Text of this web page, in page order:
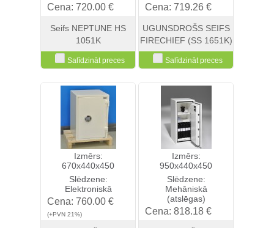
Cena: 720.00 €
Seifs NEPTUNE HS
1051K
Skatīt Pirkt
Salīdzināt preces
Cena: 719.26 €
UGUNSDROŠS SEIFS
FIRECHIEF (SS 1651K)
Skatīt Pirkt
Salīdzināt preces
Izmērs:
670x440x450
Slēdzene:
Elektroniskā
Cena: 760.00 €
(+PVN 21%)
Izmērs:
950x440x450
Slēdzene:
Mehāniskā
(atslēgas)
Cena: 818.18 €